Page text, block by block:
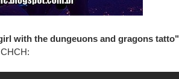
with the dungeuons and gragons tatto"